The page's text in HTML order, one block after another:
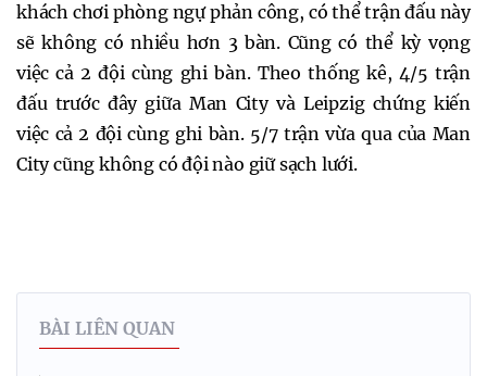
khách chơi phòng ngự phản công, có thể trận đấu này
sẽ không có nhiều hơn 3 bàn. Cũng có thể kỳ vọng
việc cả 2 đội cùng ghi bàn. Theo thống kê, 4/5 trận
đấu trước đây giữa Man City và Leipzig chứng kiến
việc cả 2 đội cùng ghi bàn. 5/7 trận vừa qua của Man
City cũng không có đội nào giữ sạch lưới.
BÀI LIÊN QUAN